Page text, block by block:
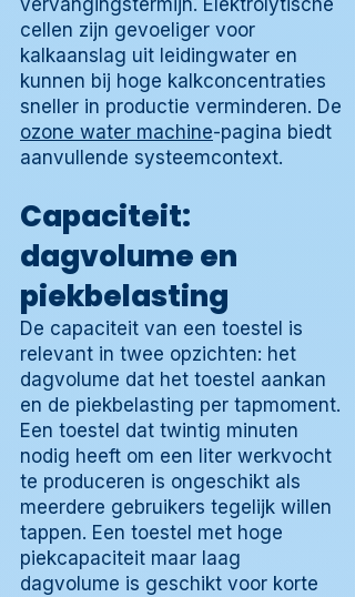
vervangingstermijn. Elektrolytische
cellen zijn gevoeliger voor
kalkaanslag uit leidingwater en
kunnen bij hoge kalkconcentraties
sneller in productie verminderen. De
ozone water machine-pagina biedt
aanvullende systeemcontext.
Capaciteit:
dagvolume en
piekbelasting
De capaciteit van een toestel is
relevant in twee opzichten: het
dagvolume dat het toestel aankan
en de piekbelasting per tapmoment.
Een toestel dat twintig minuten
nodig heeft om een liter werkvocht
te produceren is ongeschikt als
meerdere gebruikers tegelijk willen
tappen. Een toestel met hoge
piekcapaciteit maar laag
dagvolume is geschikt voor korte